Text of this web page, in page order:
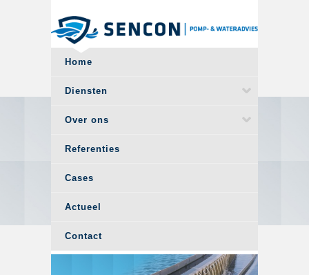
Home
Diensten
Over ons
Referenties
Cases
Actueel
Contact